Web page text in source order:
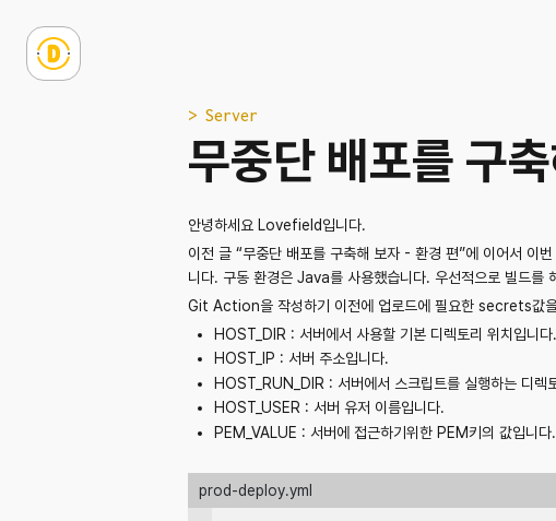
> Server
무중단 배포를 구
안녕하세요 Lovefield입니다.
이전 글 “무중단 배포를 구축해 보자 - 환경 편”에 이어서 이
니다. 구동 환경은 Java를 사용했습니다. 우선적으로 빌드
Git Action을 작성하기 이전에 업로드에 필요한 secrets값
HOST_DIR : 서버에서 사용할 기본 디렉토리 위치입니다.
HOST_IP : 서버 주소입니다.
HOST_RUN_DIR : 서버에서 스크립트를 실행하는 디렉
HOST_USER : 서버 유저 이름입니다.
PEM_VALUE : 서버에 접근하기위한 PEM키의 값입니다.
prod-deploy.yml